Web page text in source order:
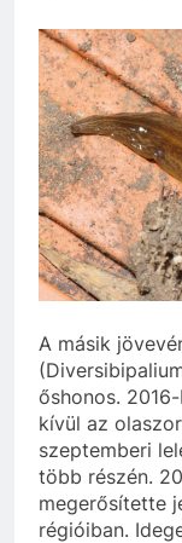
A másik
őshonos.
kívül az
szeptemberi
több részén.
megerősítette
régióiban.